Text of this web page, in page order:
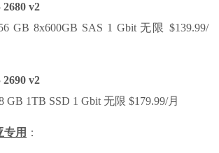
v2
GB 8x600GB SAS 1 Gbit 无限 $139.99/
v2
GB 1TB SSD 1 Gbit 无限 $179.99/月
专用 ：